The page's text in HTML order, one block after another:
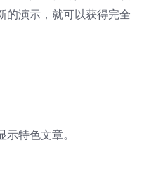
的演示，就可以获得完全
特色文章。